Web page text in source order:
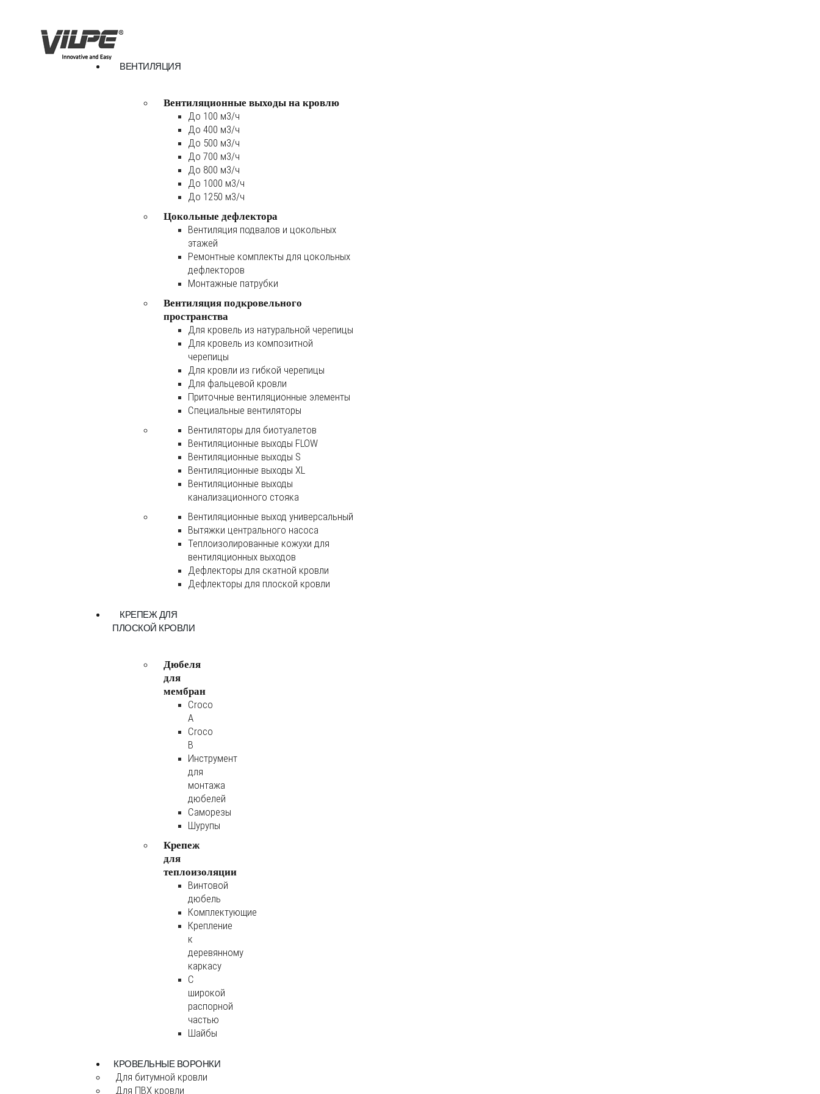
ВЕНТИЛЯЦИЯ
Вентиляционные выходы на кровлю
До 100 м3/ч
До 400 м3/ч
До 500 м3/ч
До 700 м3/ч
До 800 м3/ч
До 1000 м3/ч
До 1250 м3/ч
Цокольные дефлектора
Вентиляция подвалов и цокольных
этажей
Ремонтные комплекты для цокольных
дефлекторов
Монтажные патрубки
Вентиляция подкровельного
пространства
Для кровель из натуральной черепицы
Для кровель из композитной
черепицы
Для кровли из гибкой черепицы
Для фальцевой кровли
Приточные вентиляционные элементы
Специальные вентиляторы
Вентиляторы для биотуалетов
Вентиляционные выходы FLOW
Вентиляционные выходы S
Вентиляционные выходы XL
Вентиляционные выходы
канализационного стояка
Вентиляционные выход универсальный
Вытяжки центрального насоса
Теплоизолированные кожухи для
вентиляционных выходов
Дефлекторы для скатной кровли
Дефлекторы для плоской кровли
КРЕПЕЖ ДЛЯ
ПЛОСКОЙ КРОВЛИ
Дюбеля
для
мембран
Croco
A
Croco
B
Инструмент
для
монтажа
дюбелей
Саморезы
Шурупы
Крепеж
для
теплоизоляции
Винтовой
дюбель
Комплектующие
Крепление
к
деревянному
каркасу
С
широкой
распорной
частью
Шайбы
КРОВЕЛЬНЫЕ ВОРОНКИ
Для битумной кровли
Для ПВХ кровли